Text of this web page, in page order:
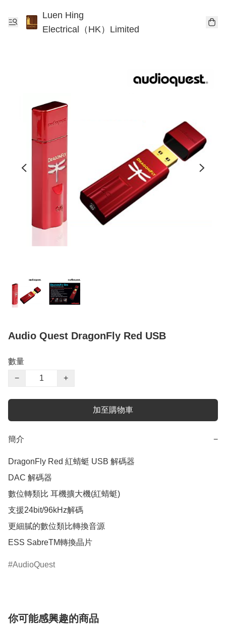
Luen Hing
Electrical（HK）Limited
Audio Quest DragonFly Red USB
數量
−
+
加至購物車
簡介 −
DragonFly Red 紅蜻蜓 USB 解碼器
DAC 解碼器
數位轉類比 耳機擴大機(紅蜻蜓)
支援24bit/96kHz解碼
更細膩的數位類比轉換音源
ESS SabreTM轉換晶片
AudioQuest
你可能感興趣的商品